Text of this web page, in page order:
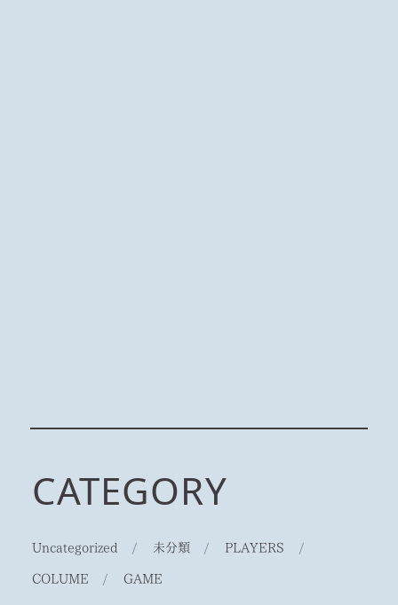
CATEGORY
Uncategorized / 未分類 / PLAYERS /
COLUME / GAME